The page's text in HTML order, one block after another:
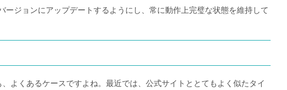
ージョンにアップデートするようにし、常に動作上完璧な状態を維持して
よくあるケースですよね。最近では、公式サイトととてもよく似たタイ